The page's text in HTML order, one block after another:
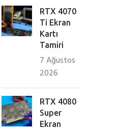
RTX 4070
Ti Ekran
Kartı
Tamiri
7 Ağustos
2026
RTX 4080
Super
Ekran